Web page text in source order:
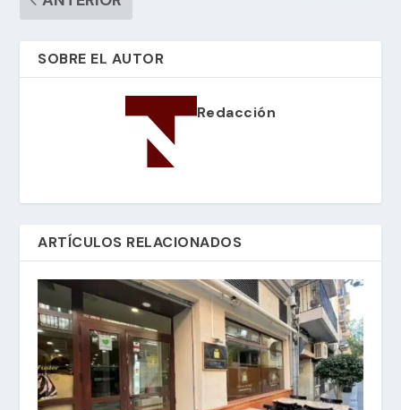
SOBRE EL AUTOR
Redacción
ARTÍCULOS RELACIONADOS